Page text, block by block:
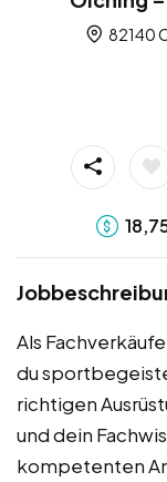
82140
Als
du
richtigen
und dein
kompetenten